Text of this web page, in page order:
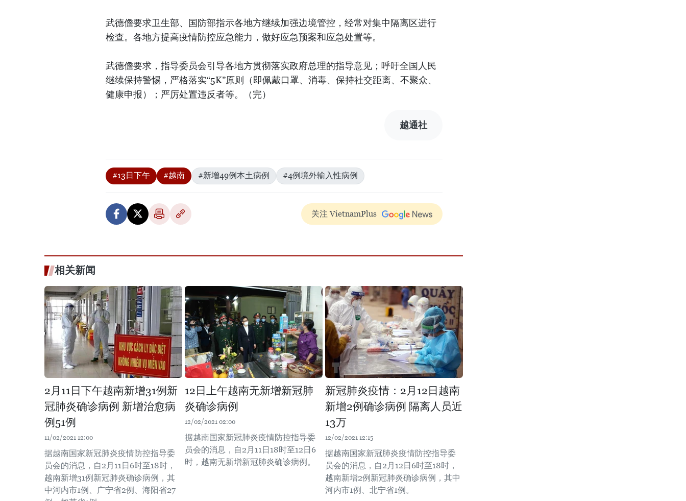
武德儋要求卫生部、国防部指示各地方继续加强边境管控，经常对集中隔离区进行
检查。各地方提高疫情防控应急能力，做好应急预案和应急处置等。
武德儋要求，指导委员会引导各地方贯彻落实政府总理的指导意见；呼吁全国人民
继续保持警惕，严格落实“5K”原则（即佩戴口罩、消毒、保持社交距离、不聚众、
健康申报）；严厉处置违反者等。（完）
越通社
#13日下午 #越南 #新增49例本土病例 #4例境外输入性病例
关注 VietnamPlus
相关新闻
2月11日下午越南新增31例新
冠肺炎确诊病例 新增治愈病
例51例
11/02/2021 12:00
据越南国家新冠肺炎疫情防控指导委
员会的消息，自2月11日6时至18时，
越南新增31例新冠肺炎确诊病例，其
中河内市1例、广宁省2例、海阳省27
12日上午越南无新增新冠肺
炎确诊病例
12/02/2021 02:00
据越南国家新冠肺炎疫情防控指导委
员会的消息，自2月11日18时至12日6
时，越南无新增新冠肺炎确诊病例。
新冠肺炎疫情：2月12日越南
新增2例确诊病例 隔离人员近
13万
12/02/2021 12:15
据越南国家新冠肺炎疫情防控指导委
员会的消息，自2月12日6时至18时，
越南新增2例新冠肺炎确诊病例，其中
河内市1例、北宁省1例。